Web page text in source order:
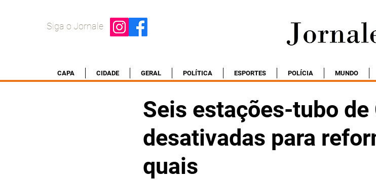
Siga o Jornale
CAPA CIDADE GERAL POLÍTICA ESPORTES POLÍCIA MUNDO
Seis estações-tubo
desativadas para
quais